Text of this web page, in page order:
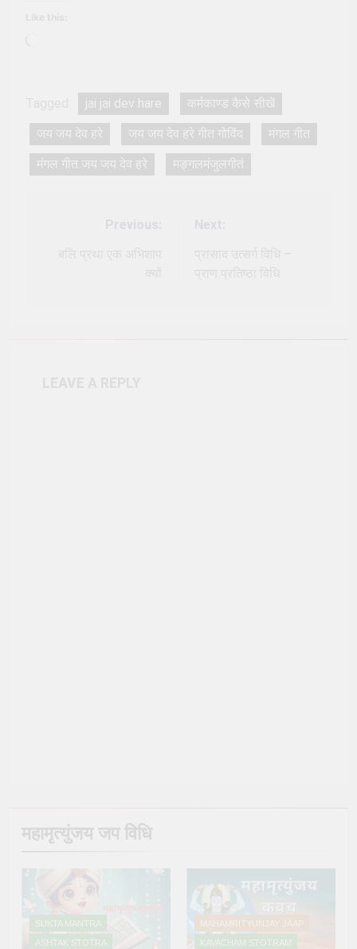
jai jai dev hare
कर्मकाण्ड कैसे सीखें
जय जय देव हरे
जय जय देव हरे गीत गोविंद
मंगल गीत
मंगल गीत जय जय देव हरे
मङ्गलमंजुलगीतं
महामृत्युंजय जप विधि
SUKTA MANTRA
ASHTAK STOTRA
MAHAMRITYUNJAY JAAP
KAVACHAM STOTRAM